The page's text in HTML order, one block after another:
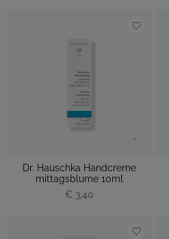
Dr. Hauschka Handcreme
mittagsblume 10ml
€ 3,40